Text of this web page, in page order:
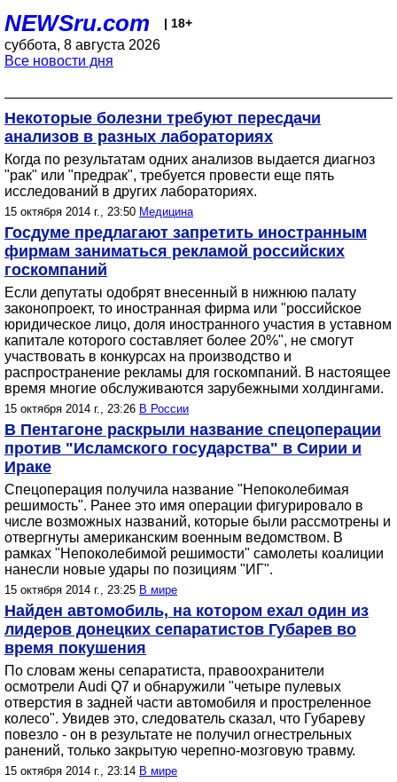
NEWSru.com | 18+
суббота, 8 августа 2026
Все новости дня
Некоторые болезни требуют пересдачи
анализов в разных лабораториях
Когда по результатам одних анализов выдается диагноз
"рак" или "предрак", требуется провести еще пять
исследований в других лабораториях.
15 октября 2014 г., 23:50 Медицина
Госдуме предлагают запретить иностранным
фирмам заниматься рекламой российских
госкомпаний
Если депутаты одобрят внесенный в нижнюю палату
законопроект, то иностранная фирма или "российское
юридическое лицо, доля иностранного участия в уставном
капитале которого составляет более 20%", не смогут
участвовать в конкурсах на производство и
распространение рекламы для госкомпаний. В настоящее
время многие обслуживаются зарубежными холдингами.
15 октября 2014 г., 23:26 В России
В Пентагоне раскрыли название спецоперации
против "Исламского государства" в Сирии и
Ираке
Спецоперация получила название "Непоколебимая
решимость". Ранее это имя операции фигурировало в
числе возможных названий, которые были рассмотрены и
отвергнуты американским военным ведомством. В
рамках "Непоколебимой решимости" самолеты коалиции
нанесли новые удары по позициям "ИГ".
15 октября 2014 г., 23:25 В мире
Найден автомобиль, на котором ехал один из
лидеров донецких сепаратистов Губарев во
время покушения
По словам жены сепаратиста, правоохранители
осмотрели Audi Q7 и обнаружили "четыре пулевых
отверстия в задней части автомобиля и простреленное
колесо". Увидев это, следователь сказал, что Губареву
повезло - он в результате не получил огнестрельных
ранений, только закрытую черепно-мозговую травму.
15 октября 2014 г., 23:14 В мире